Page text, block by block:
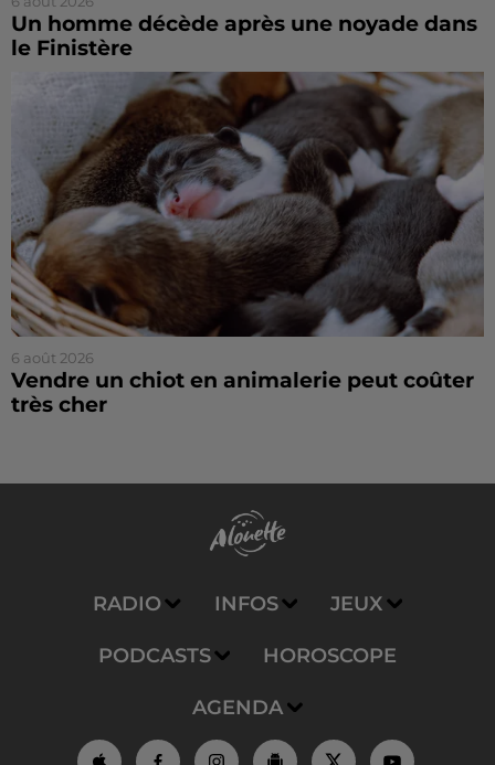
Un homme décède après une noyade dans
le Finistère
6 août 2026
Vendre un chiot en animalerie peut coûter
très cher
RADIO INFOS JEUX
PODCASTS HOROSCOPE
AGENDA